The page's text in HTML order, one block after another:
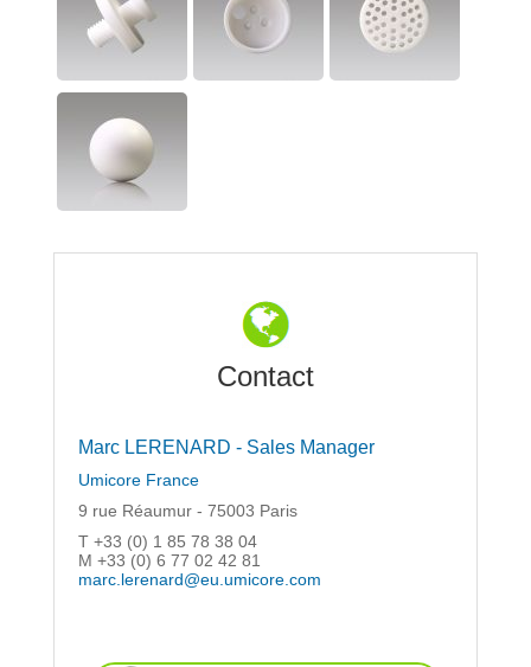
Contact
Marc LERENARD - Sales Manager
Umicore France
9 rue Réaumur - 75003 Paris
T +33 (0) 1 85 78 38 04
M +33 (0) 6 77 02 42 81
marc.lerenard@eu.umicore.com